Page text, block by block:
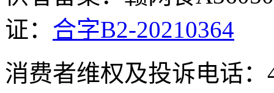
证： 合字B2-20210364
消费者维权及投诉电话：